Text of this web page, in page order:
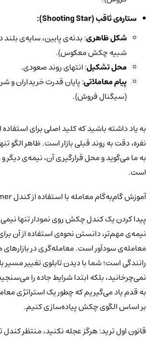
ستاره‌ی ثاقب (Shooting Star
):
شکل ظاهری: بدنه‌ی پایین، سایه‌ی بلند در
شبیه چکش معکوس).
محل تشکیل: انتهای روند صعودی.
پیام معاملاتی: پایان قدرت خریداران و
(سیگنال فروش).
به یاد داشته باشید که کلید اصلی برای استفاده
نفره، دقت به روند قبلی بازار است. ظاهر الگو
به ما می‌گوید و محل قرارگیری آن، نیمه‌ی دیگر
است.
آموزش گام‌به‌گام معامله با استفاده از کندل Hammer
پیدا کردن یک کندل چکش روی نمودار تنها
نیمه‌ی مهم‌تر، دانستن نحوه‌ی استفاده از آن
معامله‌ی سودآور است. معامله‌گری در بازارهای
رانندگی است؛ شما با دیدن تابلوی تغییر مسیر
نمی‌چرخانید، بلکه ابتدا شرایط جاده را
به قدم یاد می‌گیریم که چطور یک استراتژی
بر اساس الگوی چکش پیاده‌سازی کنیم.
قانون اول ترید: هرگز عجله نکنید، منتظر کندل